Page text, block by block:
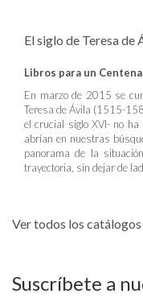
El siglo de Teresa de
Libros para un
En marzo de 2015 se
Teresa de Ávila (1515-
el crucial siglo XVI- no
abrían en nuestras
panorama de la
trayectoria, sin dejar de
Ver todos los catálogos
Suscríbete a